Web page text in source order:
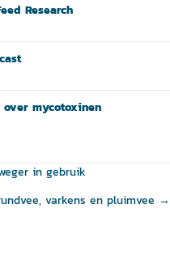
Research
mycotoxinen
in gebruik
varkens en pluimvee →